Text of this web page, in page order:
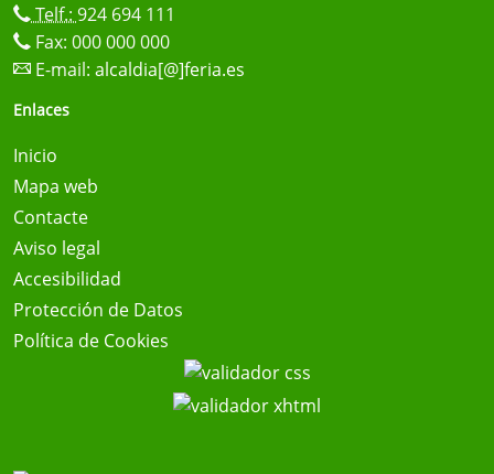
Telf.: 924 694 111
Fax: 000 000 000
E-mail: alcaldia[@]feria.es
Enlaces
Inicio
Mapa web
Contacte
Aviso legal
Accesibilidad
Protección de Datos
Política de Cookies